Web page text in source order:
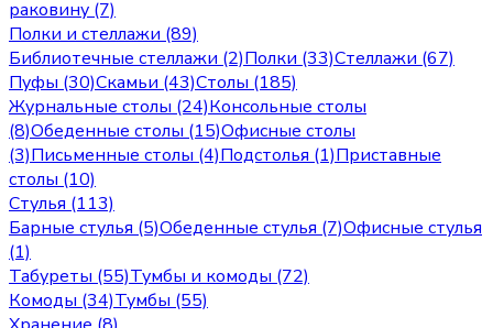
раковину (7)
Полки и стеллажи (89)
Библиотечные стеллажи (2)Полки (33)Стеллажи (67)
Пуфы (30)Скамьи (43)Столы (185)
Журнальные столы (24)Консольные столы
(8)Обеденные столы (15)Офисные столы
(3)Письменные столы (4)Подстолья (1)Приставные
столы (10)
Стулья (113)
Барные стулья (5)Обеденные стулья (7)Офисные стулья
(1)
Табуреты (55)Тумбы и комоды (72)
Комоды (34)Тумбы (55)